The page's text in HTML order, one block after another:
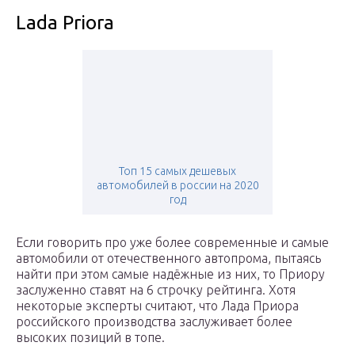
Lada Priora
Топ 15 самых дешевых
автомобилей в россии на 2020
год
Если говорить про уже более современные и самые
автомобили от отечественного автопрома, пытаясь
найти при этом самые надёжные из них, то Приору
заслуженно ставят на 6 строчку рейтинга. Хотя
некоторые эксперты считают, что Лада Приора
российского производства заслуживает более
высоких позиций в топе.